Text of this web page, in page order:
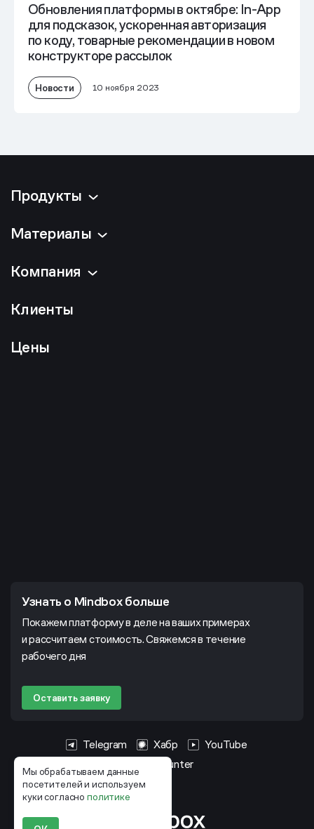
Мы обрабатываем данные
посетителей и используем
куки согласнополитике
Обновления платформы в октябре: In-App
для подсказок, ускоренная авторизация
по коду, товарные рекомендации в новом
конструкторе рассылок
Новости 10 ноября 2023
Продукты
Материалы
Компания
Клиенты
Цены
Узнать о Mindbox больше
Покажем платформу в деле на ваших примерах
и рассчитаем стоимость. Свяжемся в течение
рабочего дня
Оставить заявку
Telegram Хабр
YouTube
HeadHunter